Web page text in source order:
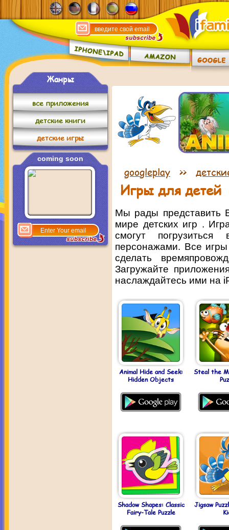
Жанры
все приложения
детские книги
детские игры
coming soon
googleplay >>
Игры для детей
Мы рады представить
мире детских игр .
смогут
персонажами. Все
сделать
Загружайте
наслаждайтесь ими на
Animal Hide and Seek:
Hidden Objects
Steal the
Shadow Shapes: Classic
Fairy-Tale Puzzle
Jigsaw